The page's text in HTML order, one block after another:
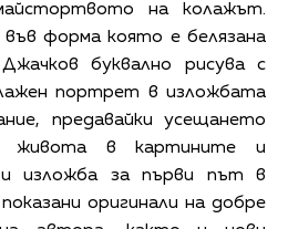
на колажът.
форма която е белязана
буквално рисува с
портрет в изложбата
предавайки усещането
живота в картините и
изложба за първи път в
оригинали на добре